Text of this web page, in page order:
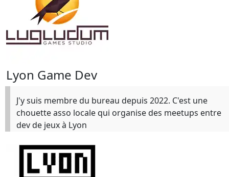
Lyon Game Dev
J'y suis membre du bureau depuis 2022. C'est une
chouette asso locale qui organise des meetups entre
dev de jeux à Lyon